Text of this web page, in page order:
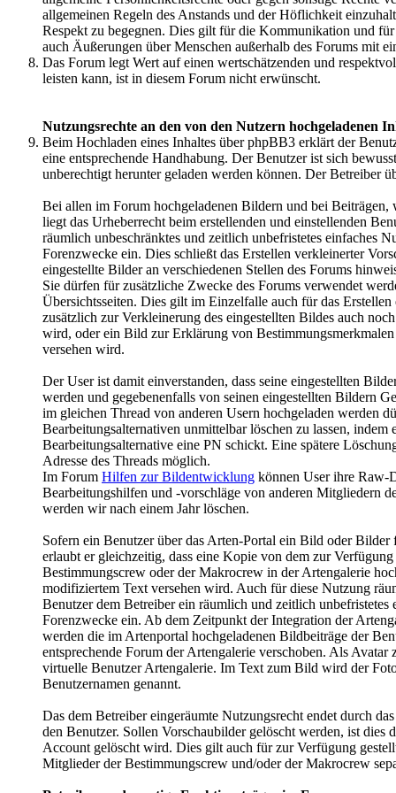
allgemeinen Regeln des Anstands und der Höflichkeit
Respekt zu begegnen. Dies gilt für die Kommunikation und
auch Äußerungen über Menschen außerhalb des Forums mit
Das Forum legt Wert auf einen wertschätzenden und
leisten kann, ist in diesem Forum nicht erwünscht.
Nutzungsrechte an den von den Nutzern hochgeladenen
Beim Hochladen eines Inhaltes über phpBB3 erklärt der
eine entsprechende Handhabung. Der Benutzer ist sich
unberechtigt herunter geladen werden können. Der Betreiber
Bei allen im Forum hochgeladenen Bildern und bei Beiträgen,
liegt das Urheberrecht beim erstellenden und einstellenden
räumlich unbeschränktes und zeitlich unbefristetes einfaches
Forenzwecke ein. Dies schließt das Erstellen verkleinerter
eingestellte Bilder an verschiedenen Stellen des Forums
Sie dürfen für zusätzliche Zwecke des Forums verwendet
Übersichtsseiten. Dies gilt im Einzelfalle auch für das
zusätzlich zur Verkleinerung des eingestellten Bildes auch
wird, oder ein Bild zur Erklärung von
versehen wird.
Der User ist damit einverstanden, dass seine eingestellten
werden und gegebenenfalls von seinen eingestellten Bildern
im gleichen Thread von anderen Usern hochgeladen werden
Bearbeitungsalternativen unmittelbar löschen zu lassen, indem
Bearbeitungsalternative eine PN schickt. Eine spätere
Adresse des Threads möglich.
Im Forum Hilfen zur Bildentwicklung können User ihre Raw-
Bearbeitungshilfen und -vorschläge von anderen Mitgliedern
werden wir nach einem Jahr löschen.
Sofern ein Benutzer über das Arten-Portal ein Bild oder
erlaubt er gleichzeitig, dass eine Kopie von dem zur
Bestimmungscrew oder der Makrocrew in der Artengalerie
modifiziertem Text versehen wird. Auch für diese Nutzung
Benutzer dem Betreiber ein räumlich und zeitlich unbefristetes
Forenzwecke ein. Ab dem Zeitpunkt der Integration der
werden die im Artenportal hochgeladenen Bildbeiträge der
entsprechende Forum der Artengalerie verschoben. Als
virtuelle Benutzer Artengalerie. Im Text zum Bild wird der
Benutzernamen genannt.
Das dem Betreiber eingeräumte Nutzungsrecht endet durch
den Benutzer. Sollen Vorschaubilder gelöscht werden, ist dies
Account gelöscht wird. Dies gilt auch für zur Verfügung
Mitglieder der Bestimmungscrew und/oder der Makrocrew